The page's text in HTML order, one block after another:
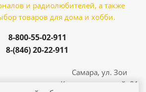
и радиолюбителей, а также
товаров для дома и хобби.
8-800-55-02-911
8-(846) 20-22-911
Самара, ул. Зои
Космодемьянской, 21